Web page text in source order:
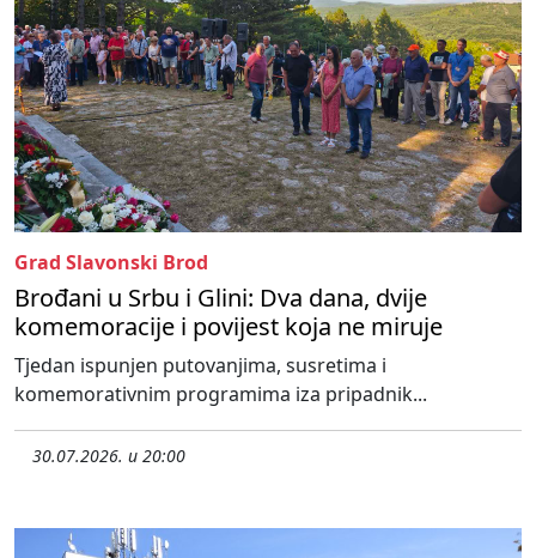
Grad Slavonski Brod
Brođani u Srbu i Glini: Dva dana, dvije
komemoracije i povijest koja ne miruje
Tjedan ispunjen putovanjima, susretima i
komemorativnim programima iza pripadnik...
30.07.2026. u 20:00